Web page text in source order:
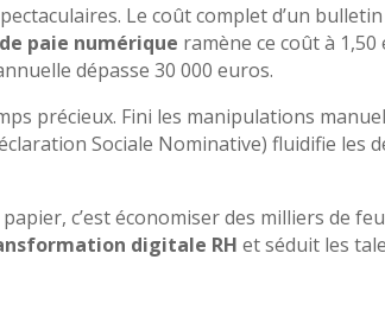
Le coût complet d’un
paie numérique ramène ce coût à
dépasse 30 000 euros.
précieux. Fini les manipulations
Sociale Nominative) fluidifie les
c’est économiser des milliers de
digitale RH et séduit les